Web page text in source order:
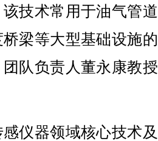
技术常用于油气管
梁等大型基础设施
团队负责人董永康教
器领域核心技术